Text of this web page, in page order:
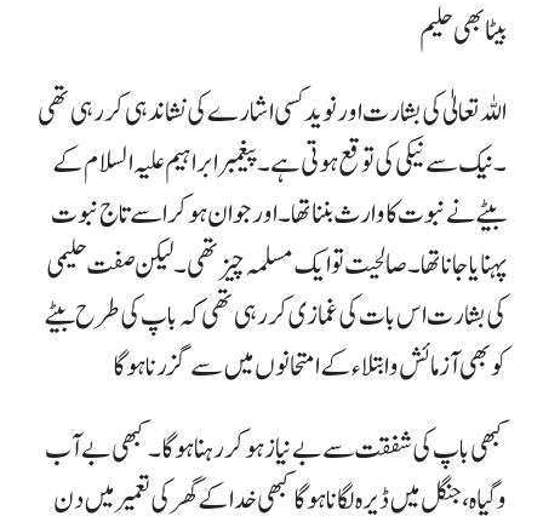
بیٹا بھی حلیم
اللہ تعالیٰ کی بشارت اور نوید کسی اشارے کی نشاندہی کر رہی تھی
۔ نیک سے نیکی کی توقع ہوتی ہے۔ پیغمبر ابراہیم علیہ السلام کے
بیٹے نے نبوت کا وارث بننا تھا ۔ اور جوان ہو کر اسے تاج نبوت
پہنایا جانا تھا۔ صالحیت تو ایک مسلمہ چیز تھی ۔ لیکن صفت حلیمی
کی بشارت اس بات کی غمازی کر رہی تھی کہ باپ کی طرح بیٹے
کو بھی آزمائش وابتلاء کے امتحانوں میں سے گزرنا ہوگا
کبھی باپ کی شفقت سے بے نیاز ہو کر رہنا ہوگا۔ کبھی بے آب
وگیاہ ، جنگل میں ڈیرہ لگانا ہوگا کبھی خدا کے گھر کی تعمیر میں دن